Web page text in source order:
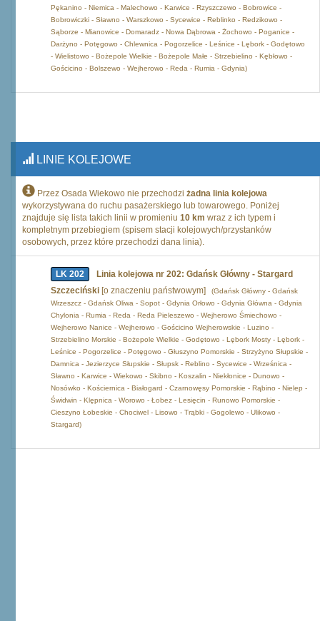
Pękanino - Niemica - Malechowo - Karwice - Rzyszczewo - Bobrowice -
Bobrowiczki - Sławno - Warszkowo - Sycewice - Reblinko - Redzikowo -
Sąborze - Mianowice - Domaradz - Nowa Dąbrowa - Żochowo - Poganice -
Darżyno - Potęgowo - Chlewnica - Pogorzelice - Leśnice - Lębork - Godętowo
- Wielistowo - Bożepole Wielkie - Bożepole Małe - Strzebielino - Kębłowo -
Gościcino - Bolszewo - Wejherowo - Reda - Rumia - Gdynia)
LINIE KOLEJOWE
Przez Osada Wiekowo nie przechodzi żadna linia kolejowa
wykorzystywana do ruchu pasażerskiego lub towarowego. Poniżej
znajduje się lista takich linii w promieniu 10 km wraz z ich typem i
kompletnym przebiegiem (spisem stacji kolejowych/przystanków
osobowych, przez które przechodzi dana linia).
LK 202
Linia kolejowa nr 202: Gdańsk Główny - Stargard
Szczeciński [o znaczeniu państwowym]
(Gdańsk Główny - Gdańsk
Wrzeszcz - Gdańsk Oliwa - Sopot - Gdynia Orłowo - Gdynia Główna - Gdynia
Chylonia - Rumia - Reda - Reda Pieleszewo - Wejherowo Śmiechowo -
Wejherowo Nanice - Wejherowo - Gościcino Wejherowskie - Luzino -
Strzebielino Morskie - Bożepole Wielkie - Godętowo - Lębork Mosty - Lębork -
Leśnice - Pogorzelice - Potęgowo - Głuszyno Pomorskie - Strzyżyno Słupskie -
Damnica - Jezierzyce Słupskie - Słupsk - Reblino - Sycewice - Wrześnica -
Sławno - Karwice - Wiekowo - Skibno - Koszalin - Niekłonice - Dunowo -
Nosówko - Kościernica - Białogard - Czarnowęsy Pomorskie - Rąbino - Nielep -
Świdwin - Klępnica - Worowo - Łobez - Lesięcin - Runowo Pomorskie -
Cieszyno Łobeskie - Chociwel - Lisowo - Trąbki - Gogolewo - Ulikowo -
Stargard)